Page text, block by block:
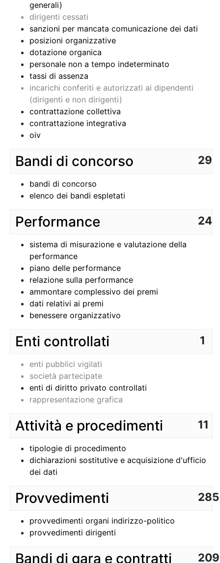
generali)
dirigenti cessati
sanzioni per mancata comunicazione dei dati
posizioni organizzative
dotazione organica
personale non a tempo indeterminato
tassi di assenza
incarichi conferiti e autorizzati ai dipendenti
(dirigenti e non dirigenti)
contrattazione collettiva
contrattazione integrativa
oiv
29
Bandi di concorso
bandi di concorso
elenco dei bandi espletati
24
Performance
sistema di misurazione e valutazione della
performance
piano delle performance
relazione sulla performance
ammontare complessivo dei premi
dati relativi ai premi
benessere organizzativo
1
Enti controllati
enti pubblici vigilati
società partecipate
enti di diritto privato controllati
rappresentazione grafica
11
Attività e procedimenti
tipologie di procedimento
dichiarazioni sostitutive e acquisizione d'ufficio
dei dati
285
Provvedimenti
provvedimenti organi indirizzo-politico
provvedimenti dirigenti
Bandi di gara e contratti